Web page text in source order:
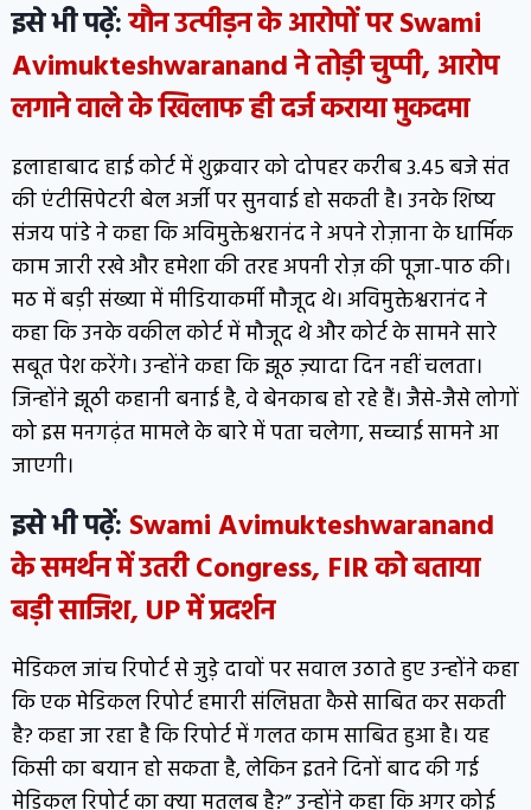
इसे भी पढ़ें:यौन उत्पीड़न के आरोपों पर Swami
Avimukteshwaranand ने तोड़ी चुप्पी, आरोप
लगाने वाले के खिलाफ ही दर्ज कराया मुकदमा
इलाहाबाद हाई कोर्ट में शुक्रवार को दोपहर करीब 3.45 बजे संत
की एंटीसिपेटरी बेल अर्जी पर सुनवाई हो सकती है। उनके शिष्य
संजय पांडे ने कहा कि अविमुक्तेश्वरानंद ने अपने रोज़ाना के धार्मिक
काम जारी रखे और हमेशा की तरह अपनी रोज़ की पूजा-पाठ की।
मठ में बड़ी संख्या में मीडियाकर्मी मौजूद थे। अविमुक्तेश्वरानंद ने
कहा कि उनके वकील कोर्ट में मौजूद थे और कोर्ट के सामने सारे
सबूत पेश करेंगे। उन्होंने कहा कि झूठ ज़्यादा दिन नहीं चलता।
जिन्होंने झूठी कहानी बनाई है, वे बेनकाब हो रहे हैं। जैसे-जैसे लोगों
को इस मनगढ़ंत मामले के बारे में पता चलेगा, सच्चाई सामने आ
जाएगी।
इसे भी पढ़ें: Swami Avimukteshwaranand
के समर्थन में उतरी Congress, FIR को बताया
बड़ी साजिश, UP में प्रदर्शन
मेडिकल जांच रिपोर्ट से जुड़े दावों पर सवाल उठाते हुए उन्होंने कहा
कि एक मेडिकल रिपोर्ट हमारी संलिप्तता कैसे साबित कर सकती
है? कहा जा रहा है कि रिपोर्ट में गलत काम साबित हुआ है। यह
किसी का बयान हो सकता है, लेकिन इतने दिनों बाद की गई
मेडिकल रिपोर्ट का क्या मतलब है?” उन्होंने कहा कि अगर कोई